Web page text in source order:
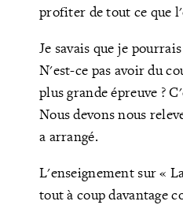
profiter de tout ce que
Je savais que je
N'est-ce pas avoir du
plus grande épreuve ?
Nous devons nous
a arrangé.
L'enseignement sur «
tout à coup davantage